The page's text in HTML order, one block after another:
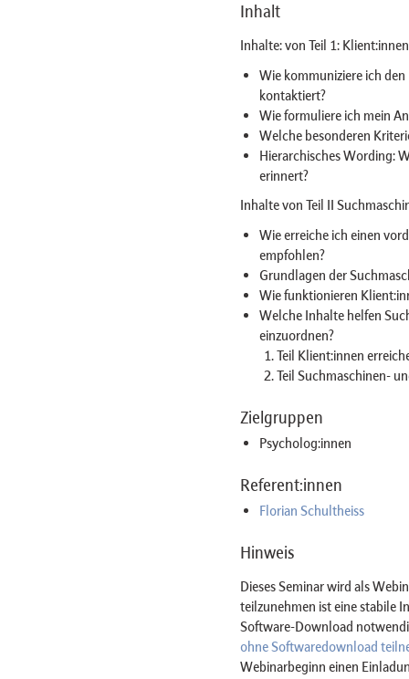
Inhalt
Inhalte: von Teil 1:
Wie kommuniziere ich
kontaktiert?
Wie formuliere ich mein
Welche besonderen
Hierarchisches Wording:
erinnert?
Inhalte von Teil II
Wie erreiche ich einen
empfohlen?
Grundlagen der
Wie funktionieren
Welche Inhalte helfen
einzuordnen?
Teil Klient:innen
Teil Suchmaschinen-
Zielgruppen
Psycholog:innen
Referent:innen
Florian Schultheiss
Hinweis
Dieses Seminar wird als
teilzunehmen ist eine stabile
Software-Download
ohne Softwaredownload
Webinarbeginn einen